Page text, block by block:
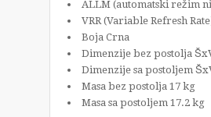
ALLM (automatski režim
VRR (Variable Refresh
Boja Crna
Dimenzije bez postolja
Dimenzije sa postoljem
Masa bez postolja 17 kg
Masa sa postoljem 17.2 kg